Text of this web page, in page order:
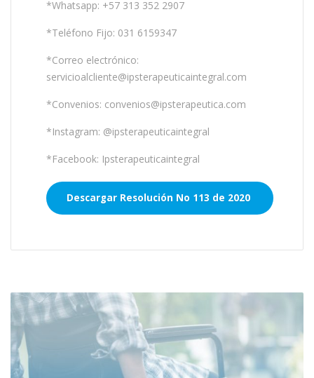
*Whatsapp: +57 313 352 2907
*Teléfono Fijo: 031 6159347
*Correo electrónico:
servicioalcliente@ipsterapeuticaintegral.com
*Convenios: convenios@ipsterapeutica.com
*Instagram: @ipsterapeuticaintegral
*Facebook: Ipsterapeuticaintegral
Descargar Resolución No 113 de 2020